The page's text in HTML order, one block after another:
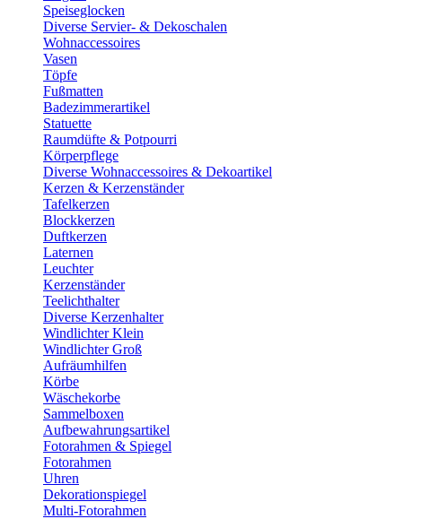
Speiseglocken
Diverse Servier- & Dekoschalen
Wohnaccessoires
Vasen
Töpfe
Fußmatten
Badezimmerartikel
Statuette
Raumdüfte & Potpourri
Körperpflege
Diverse Wohnaccessoires & Dekoartikel
Kerzen & Kerzenständer
Tafelkerzen
Blockkerzen
Duftkerzen
Laternen
Leuchter
Kerzenständer
Teelichthalter
Diverse Kerzenhalter
Windlichter Klein
Windlichter Groß
Aufräumhilfen
Körbe
Wäschekorbe
Sammelboxen
Aufbewahrungsartikel
Fotorahmen & Spiegel
Fotorahmen
Uhren
Dekorationspiegel
Multi-Fotorahmen